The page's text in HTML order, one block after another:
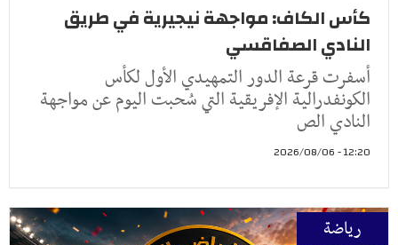
كأس الكاف: مواجهة نيجيرية في طريق
النادي الصفاقسي
أسفرت قرعة الدور التمهيدي الأول لكأس
الكونفدرالية الإفريقية التي سُحبت اليوم عن مواجهة
النادي الص
12:20 - 2026/08/06
رياضة